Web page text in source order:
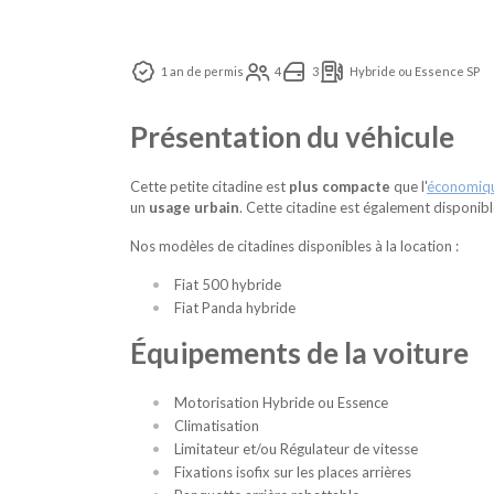
1 an de permis 4 3 Hybride ou Essence SP
Présentation du véhicule
Cette petite citadine est plus compacte que l'
un usage urbain. Cette citadine est également
Nos modèles de citadines disponibles à la location :
Fiat 500 hybride
Fiat Panda hybride
Équipements de la voiture
Motorisation Hybride ou Essence
Climatisation
Limitateur et/ou Régulateur de vitesse
Fixations isofix sur les places arrières